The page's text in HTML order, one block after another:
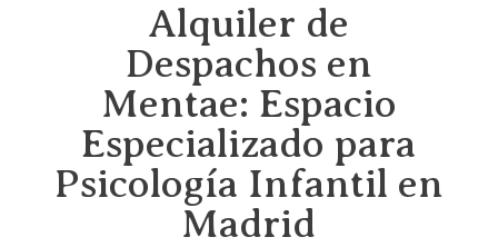
Alquiler de
Despachos en
Mentae: Espacio
Especializado para
Psicología Infantil en
Madrid